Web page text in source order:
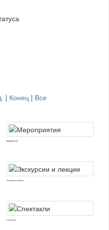
| Конец | Все
Мероприятия
Экскурсии и лекции
Спектакли